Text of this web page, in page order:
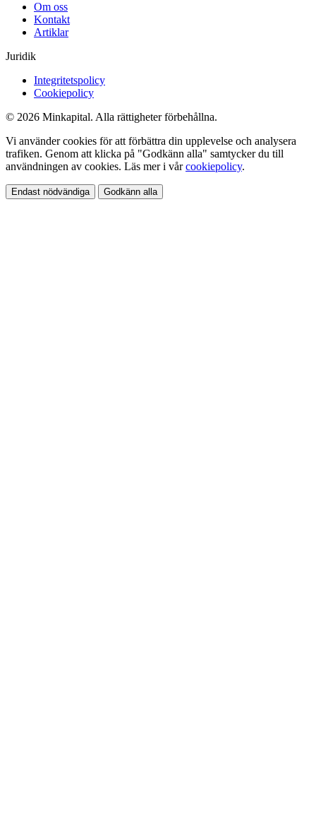
Om oss
Kontakt
Artiklar
Juridik
Integritetspolicy
Cookiepolicy
© 2026 Minkapital. Alla rättigheter förbehållna.
Vi använder cookies för att förbättra din upplevelse och analysera
trafiken. Genom att klicka på "Godkänn alla" samtycker du till
användningen av cookies. Läs mer i vårcookiepolicy.
Endast nödvändiga Godkänn alla